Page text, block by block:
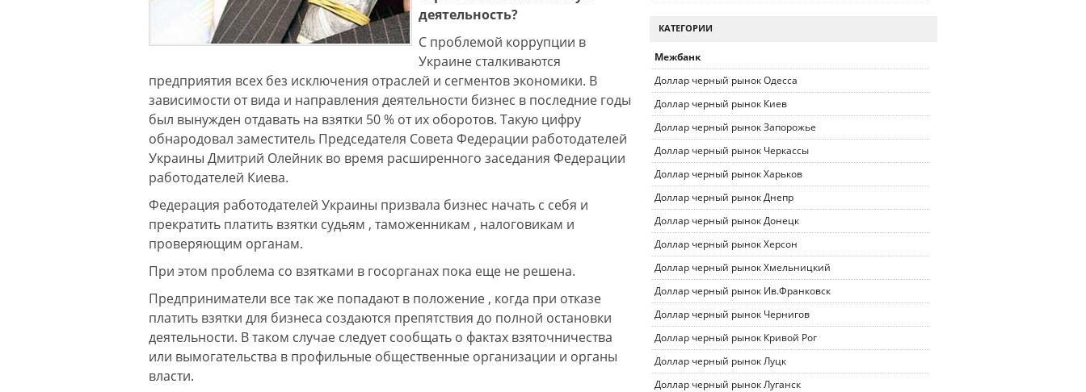
КАТЕГОРИИ
Межбанк
Доллар черный рынок Одесса
Доллар черный рынок Киев
Доллар черный рынок Запорожье
Доллар черный рынок Черкассы
Доллар черный рынок Харьков
Доллар черный рынок Днепр
Доллар черный рынок Донецк
Доллар черный рынок Херсон
Доллар черный рынок Хмельницкий
Доллар черный рынок Ив.Франковск
Доллар черный рынок Чернигов
Доллар черный рынок Кривой Рог
Доллар черный рынок Луцк
Доллар черный рынок Луганск
деятельность?
С проблемой коррупции в
Украине сталкиваются
предприятия всех без исключения отраслей и сегментов экономики. В
зависимости от вида и направления деятельности бизнес в последние годы
был вынужден отдавать на взятки 50 % от их оборотов. Такую цифру
обнародовал заместитель Председателя Совета Федерации работодателей
Украины Дмитрий Олейник во время расширенного заседания Федерации
работодателей Киева.
Федерация работодателей Украины призвала бизнес начать с себя и
прекратить платить взятки судьям , таможенникам , налоговикам и
проверяющим органам.
При этом проблема со взятками в госорганах пока еще не решена.
Предприниматели все так же попадают в положение , когда при отказе
платить взятки для бизнеса создаются препятствия до полной остановки
деятельности. В таком случае следует сообщать о фактах взяточничества
или вымогательства в профильные общественные организации и органы
власти.